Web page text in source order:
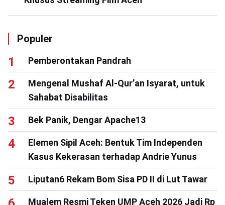
Populer
Pemberontakan Pandrah
Mengenal Mushaf Al-Qur’an Isyarat, untuk
Sahabat Disabilitas
Bek Panik, Dengar Apache13
Elemen Sipil Aceh: Bentuk Tim Independen
Kasus Kekerasan terhadap Andrie Yunus
Liputan6 Rekam Bom Sisa PD II di Lut Tawar
Mualem Resmi Teken UMP Aceh 2026 Jadi Rp